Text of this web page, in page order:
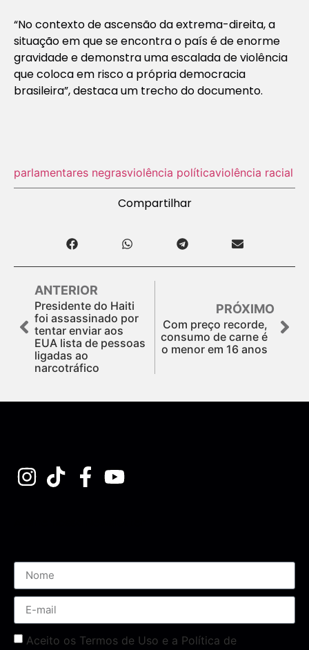
“No contexto de ascensão da extrema-direita, a
situação em que se encontra o país é de enorme
gravidade e demonstra uma escalada de violência
que coloca em risco a própria democracia
brasileira”, destaca um trecho do documento.
parlamentares negrasviolência políticaviolência racial
Compartilhar
ANTERIOR
Presidente do Haiti
foi assassinado por
tentar enviar aos
EUA lista de pessoas
ligadas ao
narcotráfico
PRÓXIMO
Com preço recorde,
consumo de carne é
o menor em 16 anos
Aceito os Termos de Uso e a Política de